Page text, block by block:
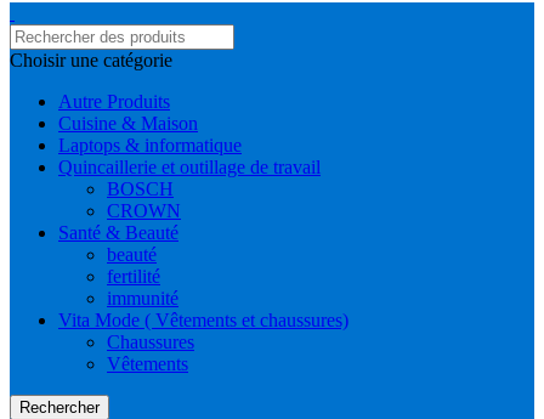
Choisir une catégorie
Autre Produits
Cuisine & Maison
Laptops & informatique
Quincaillerie et outillage de travail
BOSCH
CROWN
Santé & Beauté
beauté
fertilité
immunité
Vita Mode ( Vêtements et chaussures)
Chaussures
Vêtements
Rechercher